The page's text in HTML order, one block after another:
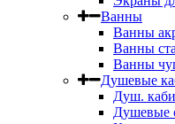
Ванны
Ванны
Ванны
Ванны
Душевые
Душ.
Душевые